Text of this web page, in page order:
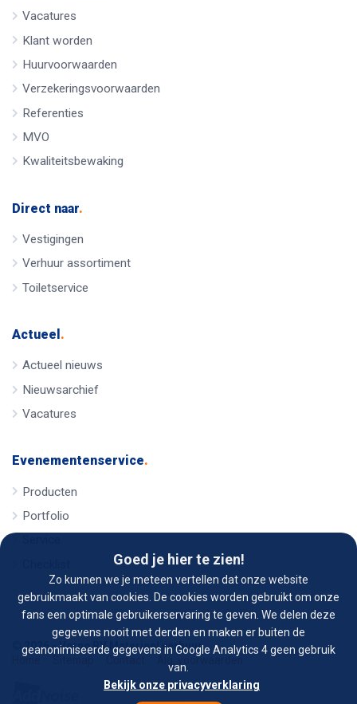
Goed je hier te zien!
Zo kunnen we je meteen vertellen dat onze website
gebruikmaakt van cookies. De cookies worden gebruikt om onze
fans een optimale gebruikerservaring te geven. We delen deze
gegevens nooit met derden en maken er buiten de
geanonimiseerde gegevens in Google Analytics 4 geen gebruik
van.
Bekijk onze privacyverklaring
Vacatures
Klant worden
Huurvoorwaarden
Verzekeringsvoorwaarden
Referenties
MVO
Kwaliteitsbewaking
Direct naar.
Vestigingen
Verhuur assortiment
Toiletservice
Actueel .
Actueel nieuws
Nieuwsarchief
Vacatures
Evenementenservice.
Producten
Portfolio
© 2026 - Verno BV Materieel verhuur
Home
Contact Alg. voorwaarden